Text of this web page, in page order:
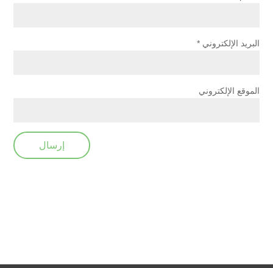
البريد الإلكتروني *
الموقع الإلكتروني